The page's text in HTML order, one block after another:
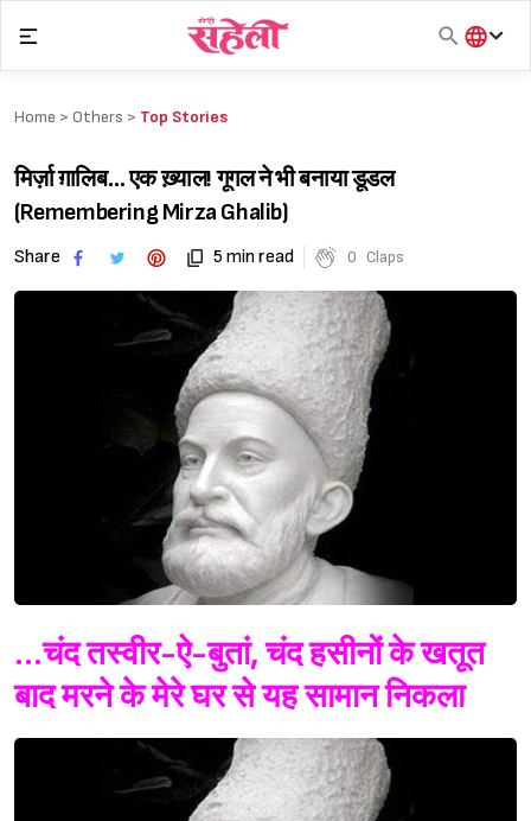
content
हिंदी
Home > Others > Top Stories
मिर्ज़ा ग़ालिब… एक ख़्याल! गूगल ने भी बनाया डूडल
(Remembering Mirza Ghalib)
Share 5 min read 0 Claps
...चंद तस्वीर-ऐ-बुतां, चंद हसीनों के खतूत
बाद मरने के मेरे घर से यह सामान निकला